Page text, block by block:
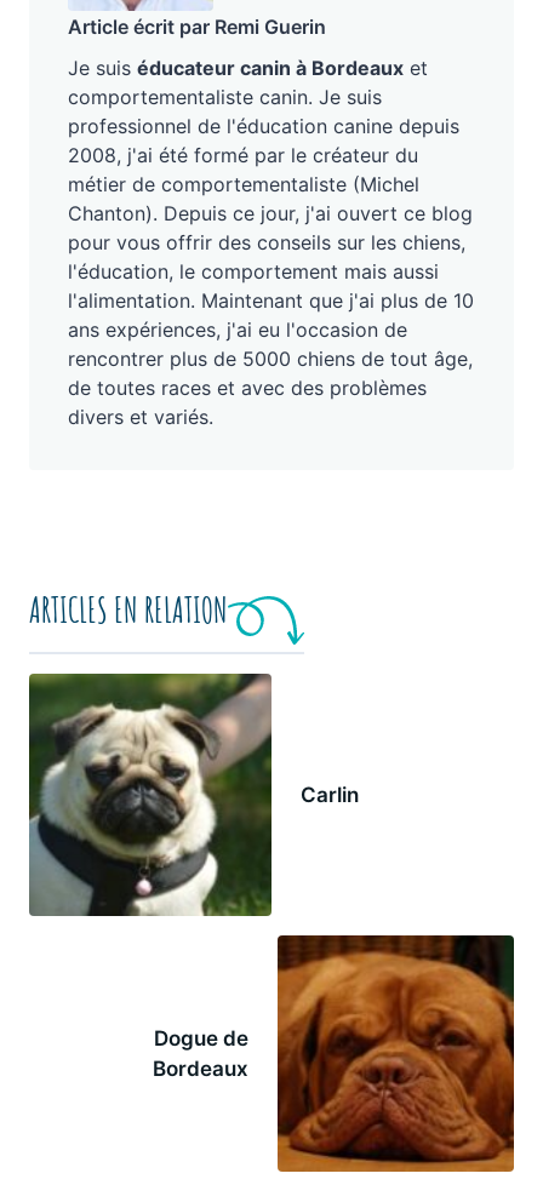
Article écrit par Remi Guerin
Je suis éducateur canin à Bordeaux et
comportementaliste canin. Je suis
professionnel de l'éducation canine depuis
2008, j'ai été formé par le créateur du
métier de comportementaliste (Michel
Chanton). Depuis ce jour, j'ai ouvert ce blog
pour vous offrir des conseils sur les chiens,
l'éducation, le comportement mais aussi
l'alimentation. Maintenant que j'ai plus de 10
ans expériences, j'ai eu l'occasion de
rencontrer plus de 5000 chiens de tout âge,
de toutes races et avec des problèmes
divers et variés.
ARTICLES EN RELATION
Carlin
Dogue de
Bordeaux